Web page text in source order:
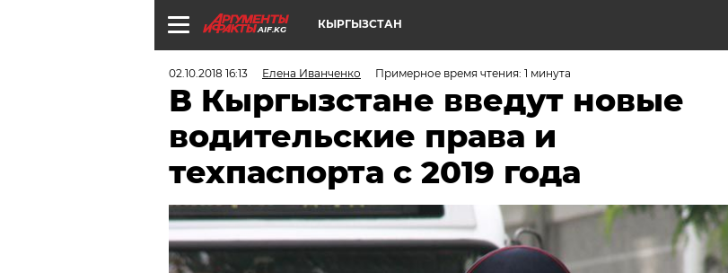
AIF.KG КЫРГЫЗСТАН
02.10.2018 16:13 Елена Иванченко Примерное время чтения: 1 минута
В Кыргызстане введут новые
водительские права и
техпаспорта с 2019 года